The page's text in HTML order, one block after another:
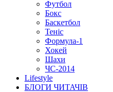
Футбол
Бокс
Баскетбол
Теніс
Формула-1
Хокей
Шахи
ЧС-2014
Lifestyle
БЛОГИ ЧИТАЧІВ